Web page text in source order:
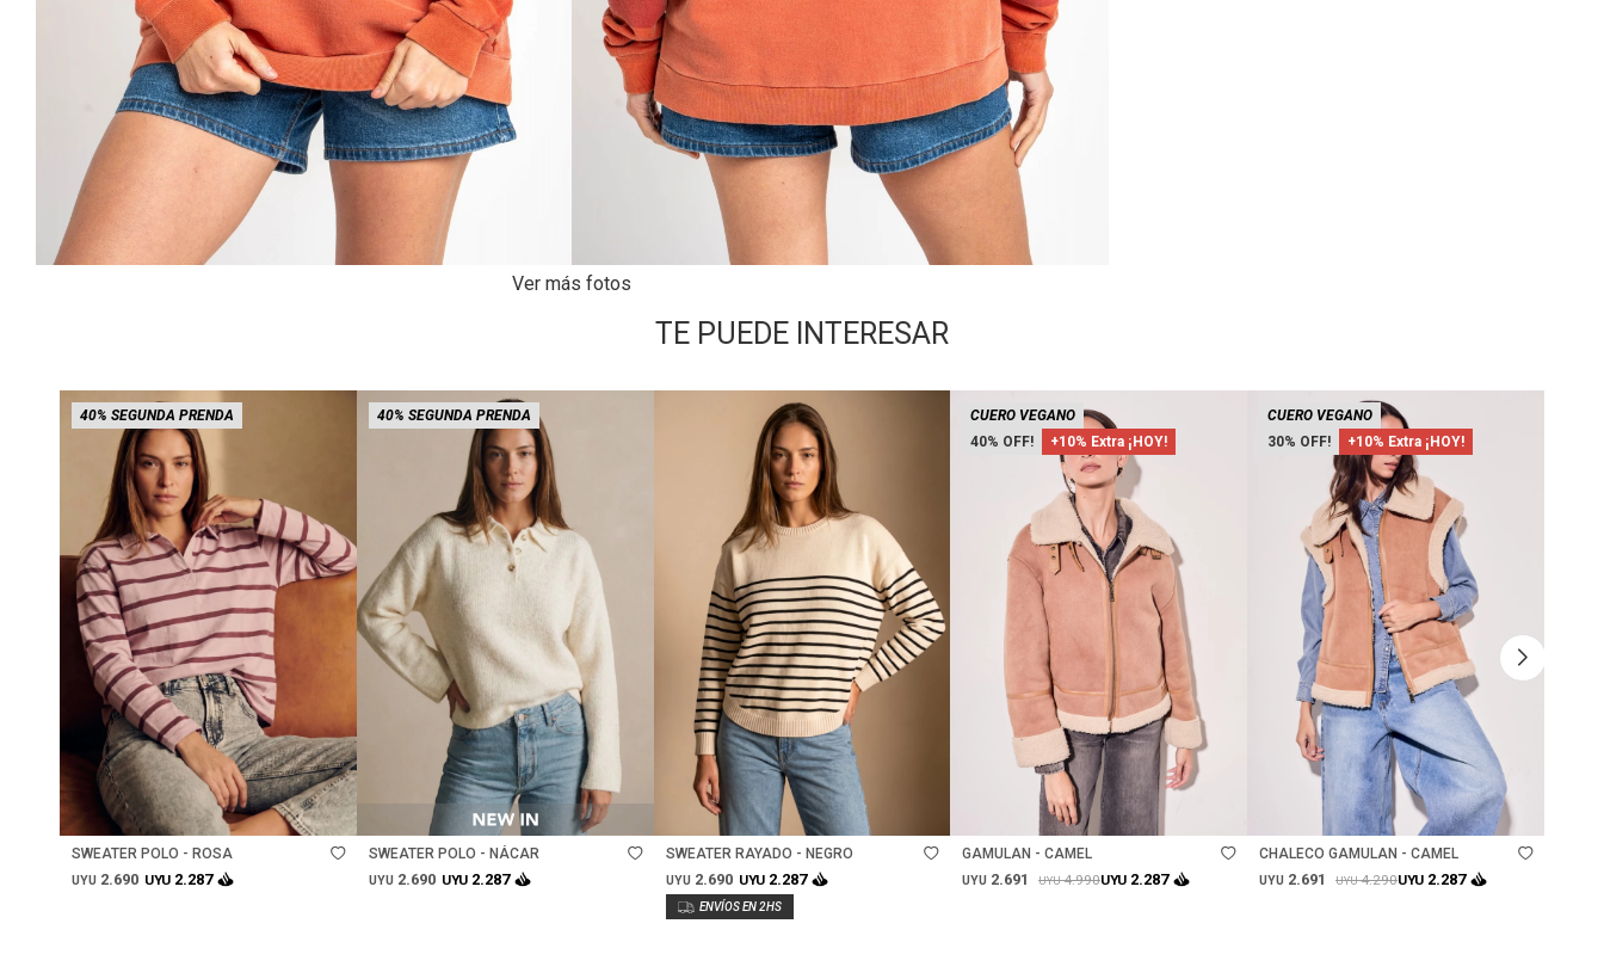
Ver más fotos
TE PUEDE INTERESAR
40% SEGUNDA PRENDA
Talle
SWEATER POLO - ROSA
UYU 2.690 UYU 2.287
40% SEGUNDA PRENDA
SWEATER POLO - NÁCAR
UYU 2.690 UYU 2.287
Talle
SWEATER RAYADO - NEGRO
UYU 2.690 UYU 2.287
40 +10% Extra ¡HOY!
CUERO VEGANO
GAMULAN - CAMEL
UYU 2.691 UYU4.990UYU 2.287
30 +10% Extra ¡HOY!
CUERO VEGANO
CHALECO GAMULAN - CAMEL
UYU 2.691 UYU4.290UYU 2.287